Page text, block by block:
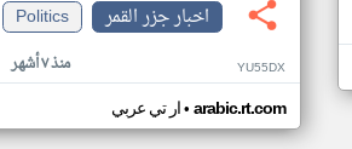
اخبار جزر القمر
Politics
منذ ٧ أشهر YU55DX
ار تي عربي• arabic.rt.com